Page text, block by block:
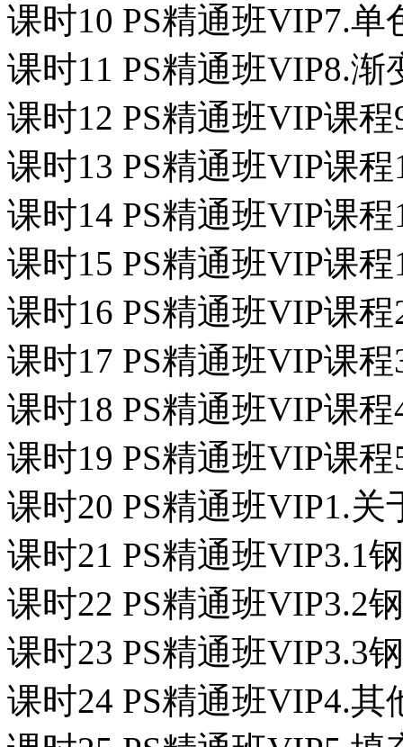
课时10 PS精通班VIP7.单
课时11 PS精通班VIP8.渐
课时12 PS精通班VIP课
课时13 PS精通班VIP课
课时14 PS精通班VIP课
课时15 PS精通班VIP课
课时16 PS精通班VIP课
课时17 PS精通班VIP课
课时18 PS精通班VIP课
课时19 PS精通班VIP课
课时20 PS精通班VIP1.关
课时21 PS精通班VIP3.1
课时22 PS精通班VIP3.2
课时23 PS精通班VIP3.3
课时24 PS精通班VIP4.